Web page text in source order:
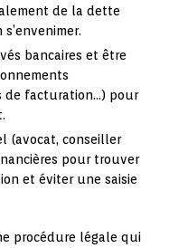
de la dette
bancaires et être
de facturation…) pour
(avocat, conseiller
pour trouver
et éviter une saisie
procédure légale qui